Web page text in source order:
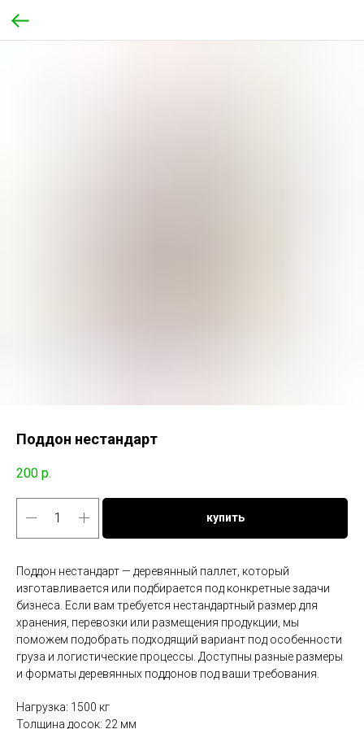
Поддон нестандарт
200 р.
купить
Поддон нестандарт — деревянный паллет, который
изготавливается или подбирается под конкретные задачи
бизнеса. Если вам требуется нестандартный размер для
хранения, перевозки или размещения продукции, мы
поможем подобрать подходящий вариант под особенности
груза и логистические процессы. Доступны разные размеры
и форматы деревянных поддонов под ваши требования.
Нагрузка: 1500 кг
Толщина досок: 22 мм